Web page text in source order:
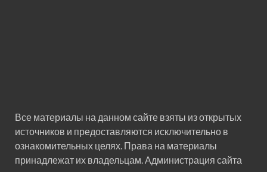
Все материалы на данном сайте взяты из открытых
источников и предоставляются исключительно в
ознакомительных целях. Права на материалы
принадлежат их владельцам. Администрация сайта